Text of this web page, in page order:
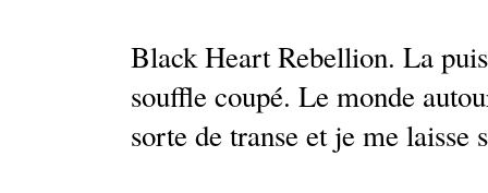
Black Heart Rebellion. La
souffle coupé. Le monde
sorte de transe et je me laisse